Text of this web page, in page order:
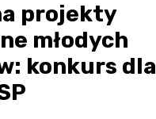
projekty
młodych
konkurs dla